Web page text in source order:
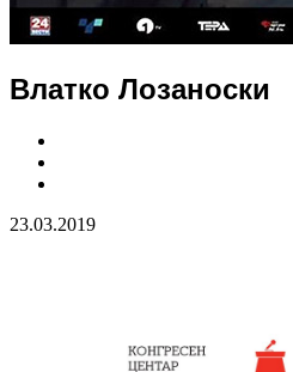
Влатко Лозаноски
23.03.2019